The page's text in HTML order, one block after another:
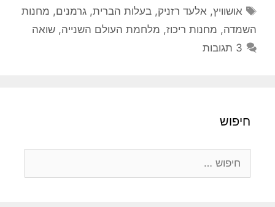
תגיות
אושוויץ, אלעד רזניק,בעלות הברית,גרמנים, מחנות
השמדה, מחנות ריכוז, מלחמת העולם השנייה, שואה
3 תגובות
חיפוש